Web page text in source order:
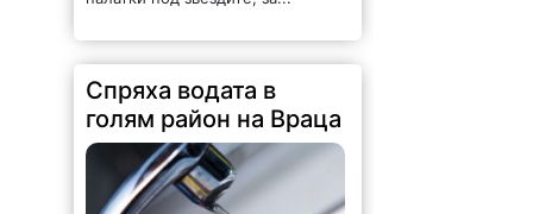
204 | 2026-08-10 09:16:42
"Водоснабдяване и канализация“
ООД – Враца уведомява своите
потребители, че поради